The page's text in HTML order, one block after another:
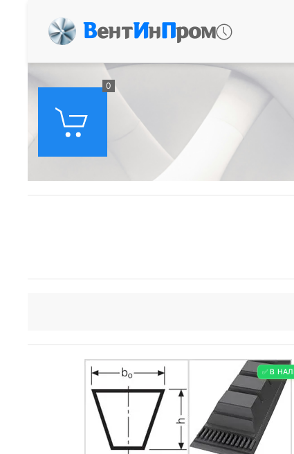
ВентИнПром
0
✅ В